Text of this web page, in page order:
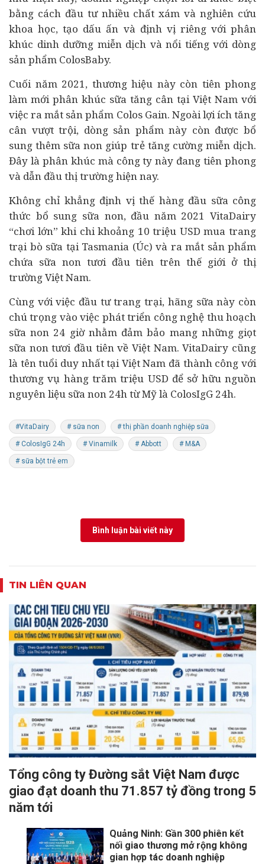
bằng cách đầu tưnhiều chất xám và nghiên cứu
khoa học, tạo dấu ấn và định vị riêng với phân
khúc dinh dưỡng miễn dịch và nổi tiếng với dòng
sản phẩm ColosBaby.
Cuối năm 2021, thương hiệu này còn tiên phong
làm mới phân khúc sữa tăng cân tại Việt Nam với
việc ra mắt sản phẩm Colos Gain. Ngoài lợi ích tăng
cân vượt trội, dòng sản phẩm này còn được bổ
sung thêm sữa non giúp trẻ tăng cường miễn dịch.
Đây là phân khúc mà công ty này đang tiên phong
và dẫn đầu thị trường hiện nay.
Không chỉ khẳng định vị thế hàng đầu sữa công
thức bổ sung sữa non, đầu năm 2021 VitaDairy
“chơi lớn” khi chi khoảng 10 triệu USD mua trang
trại bò sữa tại Tasmania (Úc) và ra mắt sản phẩm
chứa sữa non tươi đầu tiên trên thế giới ở thị
trường Việt Nam.
Cùng với việc đầu tư trang trại, hãng sữa này còn
chú trọng vào việc phát triển công nghệ thu hoạch
sữa non 24 giờ nhằm đảm bảo mang những giọt
sữa non tươi đầu tiên về Việt Nam. VitaDairy cũng
là tên tuổi duy nhất tại Việt Nam đã thành công với
thương vụ hàng trăm triệu USD để sở hữu nguồn
nguyên liệu sữa non 24h từ Mỹ là ColosIgG 24h.
#VitaDairy # sữa non # thị phần doanh nghiệp sữa
# ColosIgG 24h # Vinamilk # Abbott # M&A
# sữa bột trẻ em
Bình luận bài viết này
TIN LIÊN QUAN
Tổng công ty Đường sắt Việt Nam được
giao đạt doanh thu 71.857 tỷ đồng trong 5
năm tới
Quảng Ninh: Gần 300 phiên kết
nối giao thương mở rộng không
gian hợp tác doanh nghiệp